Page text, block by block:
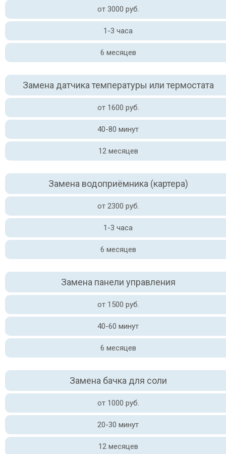
от 3000 руб.
1-3 часа
6 месяцев
Замена датчика температуры или термостата
от 1600 руб.
40-80 минут
12 месяцев
Замена водоприёмника (картера)
от 2300 руб.
1-3 часа
6 месяцев
Замена панели управления
от 1500 руб.
40-60 минут
6 месяцев
Замена бачка для соли
от 1000 руб.
20-30 минут
12 месяцев